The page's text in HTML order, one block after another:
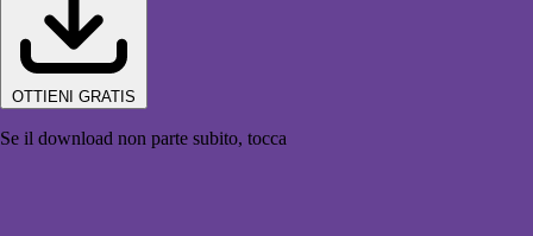
OTTIENI GRATIS
Se il download non parte subito, tocca